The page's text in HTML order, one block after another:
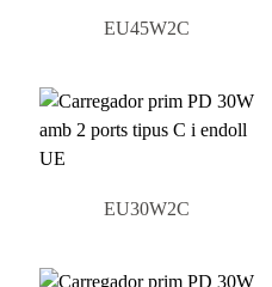
EU45W2C
EU30W2C